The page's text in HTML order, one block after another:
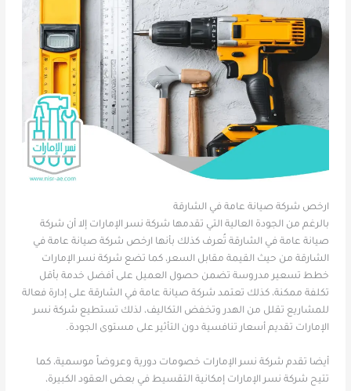
ارخص شركة صيانة عامة في الشارقة
بالرغم من الجودة العالية التي تقدمها شركة نسر الإمارات إلا أن شركة
صيانة عامة في الشارقة تُعرف كذلك بأنها ارخص شركة صيانة عامة في
الشارقة من حيث القيمة مقابل السعر، كما تضع شركة نسر الإمارات
خطط تسعير مدروسة تضمن حصول العميل على أفضل خدمة بأقل
تكلفة ممكنة، كذلك تعتمد شركة صيانة عامة في الشارقة على إدارة فعالة
للمشاريع تقلل من الهدر وتخفض التكاليف، لذلك تستطيع شركة نسر
الإمارات تقديم أسعار تنافسية دون التأثير على مستوى الجودة.
أيضا تقدم شركة نسر الإمارات خصومات دورية وعروضاً موسمية، كما
تتيح شركة نسر الإمارات إمكانية التقسيط في بعض العقود الكبيرة،